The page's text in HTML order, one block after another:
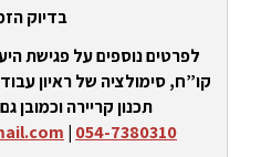
בדיוק
לפרטים נוספים על פגישת
קו”ח, סימולציה של ראיון
תכנון קריירה וכמובן
054-7380310
|